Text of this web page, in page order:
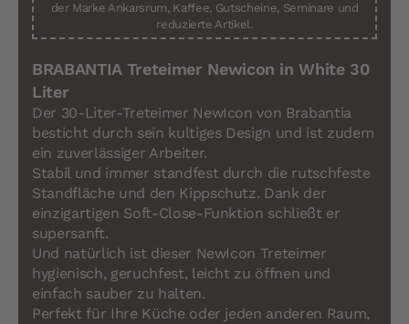
der Marke Ankarsrum, Kaffee, Gutscheine, Seminare und
reduzierte Artikel.
BRABANTIA Treteimer Newicon in White 30
Liter
Der 30-Liter-Treteimer NewIcon von Brabantia
besticht durch sein kultiges Design und ist zudem
ein zuverlässiger Arbeiter.
Stabil und immer standfest durch die rutschfeste
Standfläche und den Kippschutz. Dank der
einzigartigen Soft-Close-Funktion schließt er
supersanft.
Und natürlich ist dieser NewIcon Treteimer
hygienisch, geruchfest, leicht zu öffnen und
einfach sauber zu halten.
Perfekt für Ihre Küche oder jeden anderen Raum,